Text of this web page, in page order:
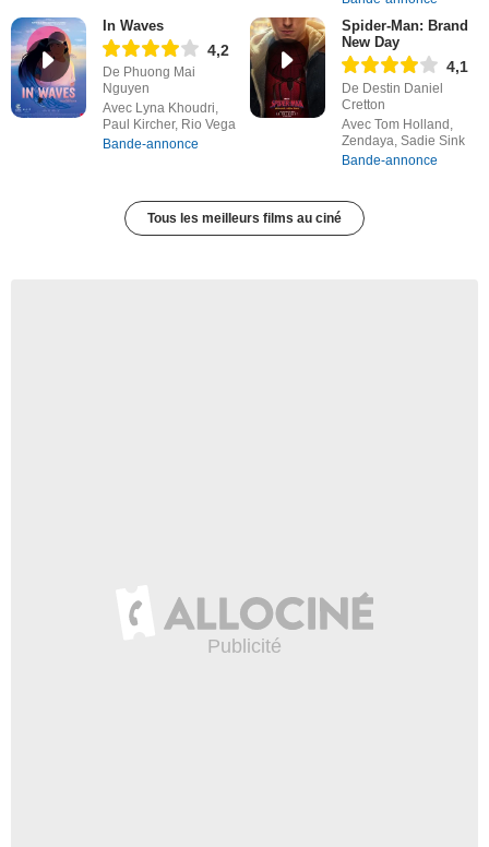
In Waves
4,2
De Phuong Mai
Nguyen
Avec Lyna Khoudri,
Paul Kircher, Rio Vega
Bande-annonce
Spider-Man: Brand
New Day
4,1
De Destin Daniel
Cretton
Avec Tom Holland,
Zendaya, Sadie Sink
Bande-annonce
Tous les meilleurs films au ciné